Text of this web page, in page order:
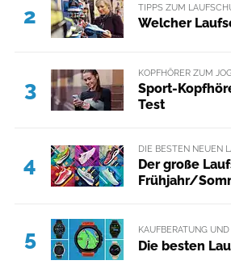
2 TIPPS ZUM
Welcher
3
KOPFHÖRER ZUM
Sport-
Test
4
DIE BESTEN NEUEN
Der große
Frühjahr/
5 KAUFBERATUNG
Die besten